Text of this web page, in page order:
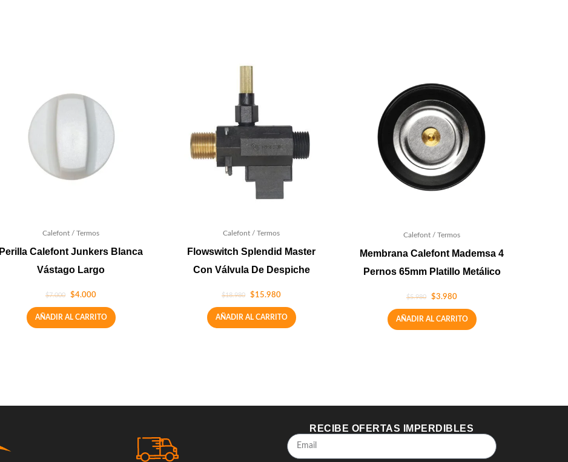
Calefont / Termos
Perilla Calefont Junkers Blanca
Vástago Largo
$7.000 $4.000
AÑADIR AL CARRITO
Calefont / Termos
Flowswitch Splendid Master
Con Válvula De Despiche
$18.980 $15.980
AÑADIR AL CARRITO
Calefont / Termos
Membrana Calefont Mademsa 4
Pernos 65mm Platillo Metálico
$5.980 $3.980
AÑADIR AL CARRITO
RECIBE OFERTAS IMPERDIBLES